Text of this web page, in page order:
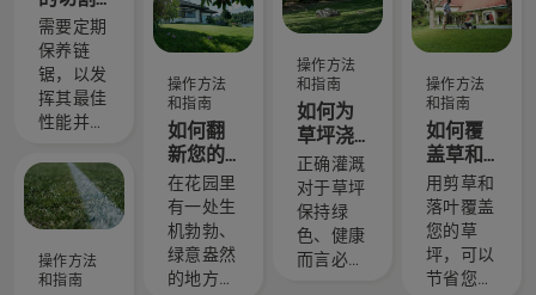
设备
需要定期
保养链
锯，以发
挥其最佳
性能并延
命。这里
介绍自行
保养事项
操作方法
和指南
技艺精湛
且备受尊
使。他们
就是我们
的 H 团
队。他们
也是我们
要求最苛
刻的用
户。
操作方法
和指南
如何翻
新您的
草坪并
修整参
差不齐
的草
在花园里
有一处生
机勃勃、
绿意盎然
的地方，
操作方法
操作方法
和指南
如何为
草坪浇
水
正确灌溉
对于草坪
保持绿
色、健康
而言必不
热，并确
保其在导
摩擦移
动。这能
延长导板
和锯链的
使用寿
命。按照
此简短视
频中的说
明，了解
操作方法
和指南
如何覆
盖草和
落叶
用剪草和
落叶覆盖
您的草
坪，可以
节省您的